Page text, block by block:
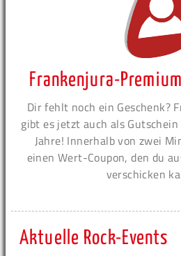
Frankenjura-
Dir fehlt noch ein Geschenk?
gibt es jetzt auch als
Jahre! Innerhalb von zwei
einen Wert-Coupon, den du
verschicken
Aktuelle Rock-Events